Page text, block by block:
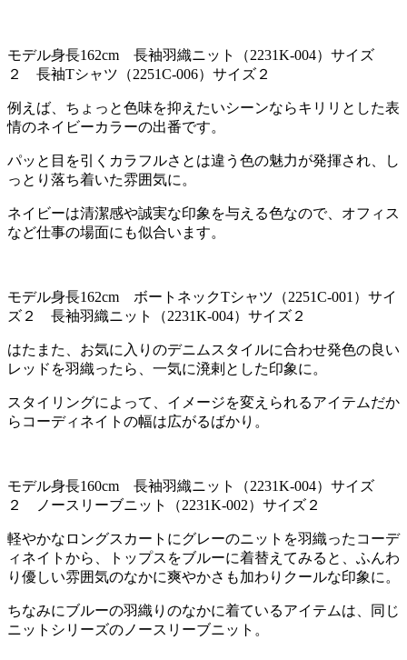
モデル身長162cm 長袖羽織ニット（2231K-004）サイズ
２ 長袖Tシャツ（2251C-006）サイズ２
例えば、ちょっと色味を抑えたいシーンならキリリとした表
情のネイビーカラーの出番です。
パッと目を引くカラフルさとは違う色の魅力が発揮され、し
っとり落ち着いた雰囲気に。
ネイビーは清潔感や誠実な印象を与える色なので、オフィス
など仕事の場面にも似合います。
モデル身長162cm ボートネックTシャツ（2251C-001）サイ
ズ２ 長袖羽織ニット（2231K-004）サイズ２
はたまた、お気に入りのデニムスタイルに合わせ発色の良い
レッドを羽織ったら、一気に溌剌とした印象に。
スタイリングによって、イメージを変えられるアイテムだか
らコーディネイトの幅は広がるばかり。
モデル身長160cm 長袖羽織ニット（2231K-004）サイズ
２ ノースリーブニット（2231K-002）サイズ２
軽やかなロングスカートにグレーのニットを羽織ったコーデ
ィネイトから、トップスをブルーに着替えてみると、ふんわ
り優しい雰囲気のなかに爽やかさも加わりクールな印象に。
ちなみにブルーの羽織りのなかに着ているアイテムは、同じ
ニットシリーズのノースリーブニット。